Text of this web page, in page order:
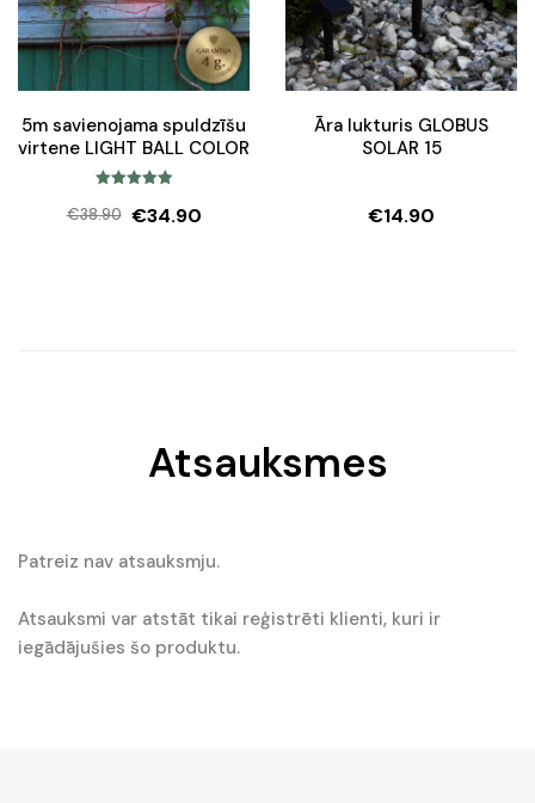
5m savienojama spuldzīšu
virtene LIGHT BALL COLOR
out of 5
€38.90
Original
€34.90
Current
Āra lukturis GLOBUS
SOLAR 15
€14.90
Atsauksmes
Patreiz nav atsauksmju.
Atsauksmi var atstāt tikai reģistrēti klienti, kuri ir
iegādājušies šo produktu.